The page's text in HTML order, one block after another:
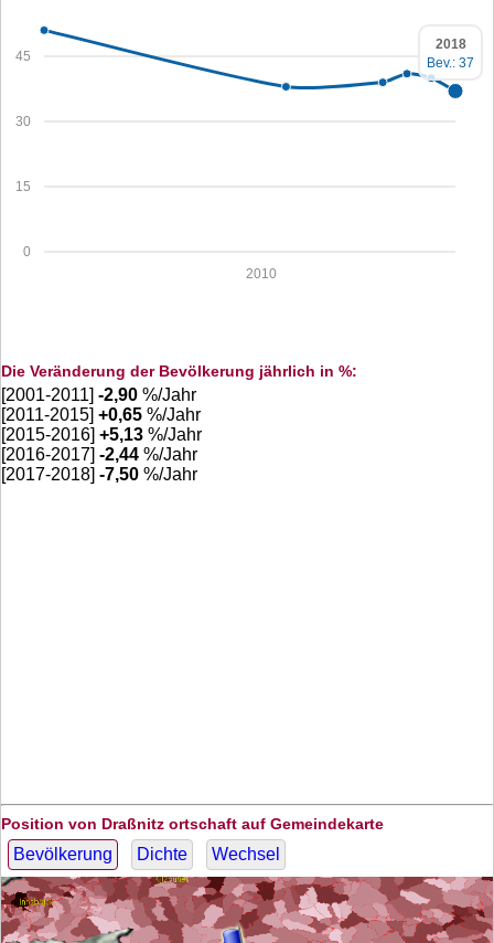
0
15
30
45
2010
2018
Bev.: 37
Die Veränderung der Bevölkerung jährlich in %:
[2001-2011] -2,90 %/Jahr
[2011-2015] +0,65 %/Jahr
[2015-2016] +5,13 %/Jahr
[2016-2017] -2,44 %/Jahr
[2017-2018] -7,50 %/Jahr
Position von Draßnitz ortschaft auf Gemeindekarte
Bevölkerung Dichte Wechsel